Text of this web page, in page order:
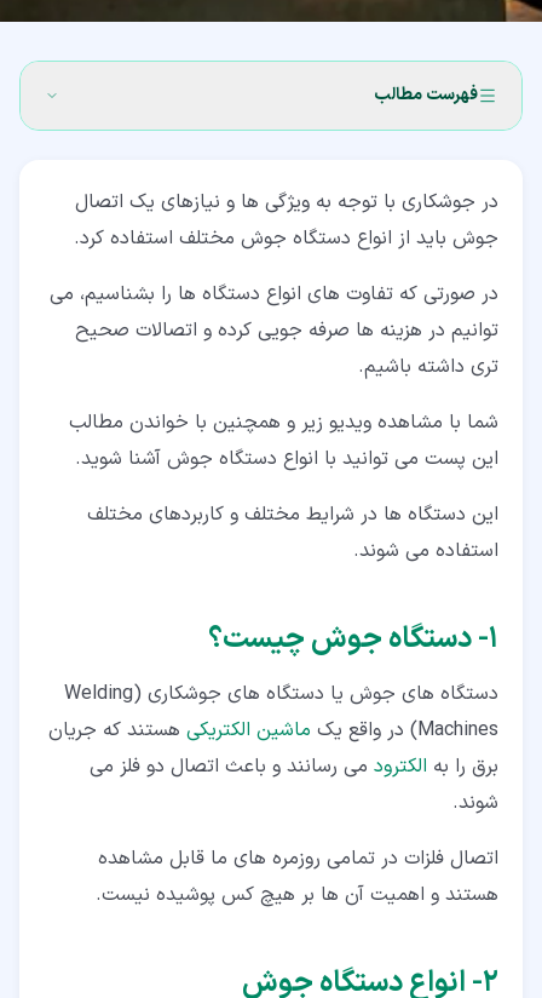
فهرست مطالب
۲‏- انواع دستگاه جوش
۲‏-‏۳‏- موتور-ژنراتور
در جوشکاری با توجه به ویژگی ها و نیازهای یک اتصال
جوش باید از انواع دستگاه جوش مختلف استفاده کرد.
در صورتی که تفاوت های انواع دستگاه ها را بشناسیم، می
توانیم در هزینه ها صرفه جویی کرده و اتصالات صحیح
تری داشته باشیم.
شما با مشاهده ویدیو زیر و همچنین با خواندن مطالب
این پست می توانید با انواع دستگاه جوش آشنا شوید.
این دستگاه ها در شرایط مختلف و کاربردهای مختلف
استفاده می شوند.
۱‏- دستگاه جوش چیست؟
دستگاه های جوش یا دستگاه های جوشکاری (Welding
Machines) در واقع یک
ماشین الکتریکی هستند که جریان
برق را به الکترود می رسانند و باعث اتصال دو فلز می
شوند.
اتصال فلزات در تمامی روزمره های ما قابل مشاهده
هستند و اهمیت آن ها بر هیچ کس پوشیده نیست.
۲‏- انواع دستگاه جوش